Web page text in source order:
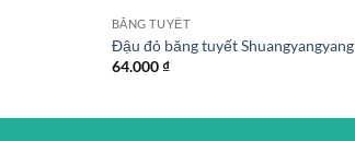
BĂNG TUYẾT
Đậu đỏ băng tuyết Shuangyangyang
64.000₫